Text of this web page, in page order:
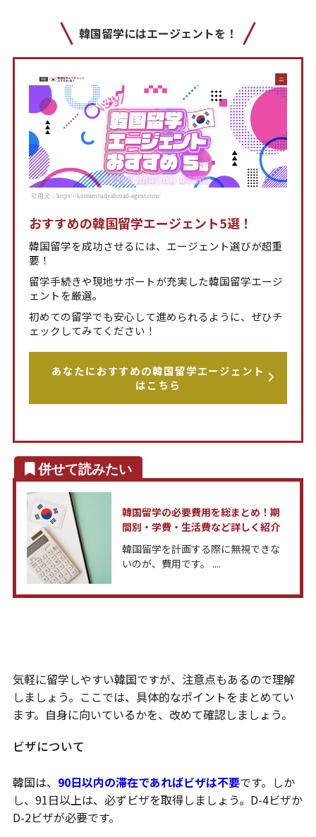
韓国留学にはエージェントを！
引用元：https://koreanstudyabroad-agent.com/
おすすめの韓国留学エージェント5選！
韓国留学を成功させるには、エージェント選びが超重
要！
留学手続きや現地サポートが充実した韓国留学エージ
ェントを厳選。
初めての留学でも安心して進められるように、ぜひチ
ェックしてみてください！
あなたにおすすめの韓国留学エージェント
はこちら
韓国留学の必要費用を総まとめ！期
間別・学費・生活費など詳しく紹介
韓国留学を計画する際に無視できな
いのが、費用です。 ....
気軽に留学しやすい韓国ですが、注意点もあるので理解
しましょう。ここでは、具体的なポイントをまとめてい
ます。自身に向いているかを、改めて確認しましょう。
ビザについて
韓国は、 90日以内の滞在であればビザは不要です。しか
し、91日以上は、必ずビザを取得しましょう。D-4ビザか
D-2ビザが必要です。